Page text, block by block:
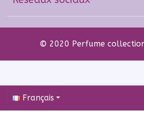
© 2020 Perfume
Français